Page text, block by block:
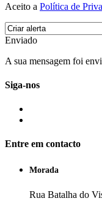
Aceito a Política de
Enviado
A sua mensagem foi
Siga-nos
Entre em contacto
Morada
Rua Batalha do